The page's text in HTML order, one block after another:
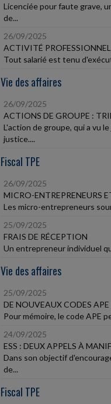
Licenciée pour faute grave,
de...
26/09/2025
ACTIVITÉ
Tout salarié est tenu
Vie des affaires
26/09/2025
ACTIONS DE GROUPE :
L'action de groupe, qui a vu
justice....
Fiscal TPE
26/09/2025
MICRO-ENTREPRENEURS
Les micro-entrepreneurs
25/09/2025
FRAIS DE RÉCEPTION
Un entrepreneur individuel
Vie des affaires
25/09/2025
DE NOUVEAUX CODES
Pour mémoire, le code APE
24/09/2025
ESS : DEUX APPELS À
Dans son objectif
de...
Fiscal TPE